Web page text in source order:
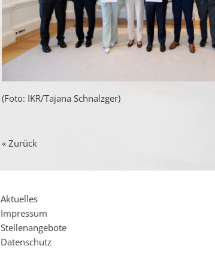
(Foto: IKR/Tajana Schnalzger)
« Zurück
Aktuelles
Impressum
Stellenangebote
Datenschutz